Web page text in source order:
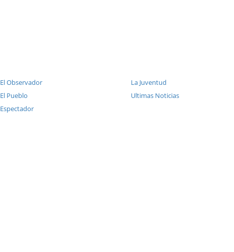
El Observador
El Pueblo
Espectador
La Juventud
Ultimas Noticias